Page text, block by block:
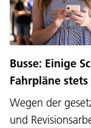
Busse: Einige
Fahrpläne
Wegen der
und